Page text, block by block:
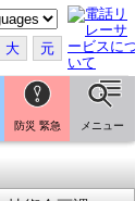
大 元
防災 緊急 メニュー